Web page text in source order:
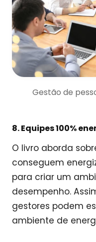
Gestão de
8. Equipes 100%
O livro aborda
conseguem
para criar um
desempenho.
gestores podem
ambiente de